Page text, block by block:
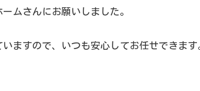
ムさんにお願いしました。
ますので、いつも安心してお任せできます